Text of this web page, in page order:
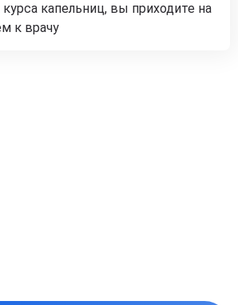
капельниц, вы приходите на
к врачу